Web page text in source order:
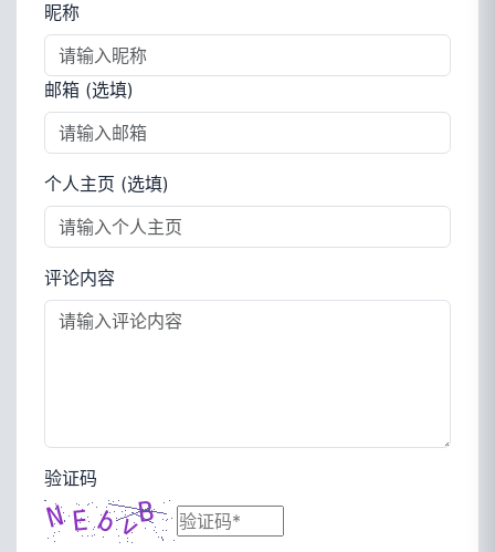
昵称
邮箱 (选填)
个人主页 (选填)
评论内容
验证码